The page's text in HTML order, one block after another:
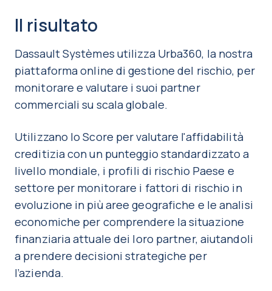
Il risultato
Dassault Systèmes utilizza Urba360, la nostra
piattaforma online di gestione del rischio, per
monitorare e valutare i suoi partner
commerciali su scala globale.
Utilizzano lo Score per valutare l'affidabilità
creditizia con un punteggio standardizzato a
livello mondiale, i profili di rischio Paese e
settore per monitorare i fattori di rischio in
evoluzione in più aree geografiche e le analisi
economiche per comprendere la situazione
finanziaria attuale dei loro partner, aiutandoli
a prendere decisioni strategiche per
l’azienda.